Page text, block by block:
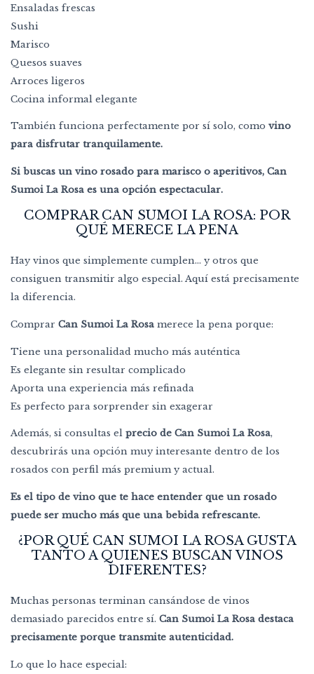
Ensaladas frescas
Sushi
Marisco
Quesos suaves
Arroces ligeros
Cocina informal elegante
También funciona perfectamente por sí solo, como vino
para disfrutar tranquilamente.
Si buscas un vino rosado para marisco o aperitivos, Can
Sumoi La Rosa es una opción espectacular.
COMPRAR CAN SUMOI LA ROSA: POR
QUÉ MERECE LA PENA
Hay vinos que simplemente cumplen… y otros que
consiguen transmitir algo especial. Aquí está precisamente
la diferencia.
Comprar Can Sumoi La Rosa merece la pena porque:
Tiene una personalidad mucho más auténtica
Es elegante sin resultar complicado
Aporta una experiencia más refinada
Es perfecto para sorprender sin exagerar
Además, si consultas el precio de Can Sumoi La Rosa,
descubrirás una opción muy interesante dentro de los
rosados con perfil más premium y actual.
Es el tipo de vino que te hace entender que un rosado
puede ser mucho más que una bebida refrescante.
¿POR QUÉ CAN SUMOI LA ROSA GUSTA
TANTO A QUIENES BUSCAN VINOS
DIFERENTES?
Muchas personas terminan cansándose de vinos
demasiado parecidos entre sí. Can Sumoi La Rosa destaca
precisamente porque transmite autenticidad.
Lo que lo hace especial: